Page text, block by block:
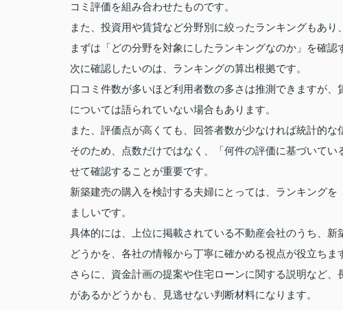
コミ評価を組み合わせたものです。
また、投資用や賃貸など分野別に絞ったランキングもあ
まずは「どの分野を対象にしたランキングなのか」を確認
次に確認したいのは、ランキングの算出根拠です。
口コミ件数が多いほど利用者数の多さは推測できますが
については語られていない場合もあります。
また、評価点が高くても、回答者数が少なければ統計的な
そのため、点数だけではなく、「何件の評価に基づいて
せて確認することが重要です。
新築建売の購入を検討する夫婦にとっては、ランキング
ましいです。
具体的には、上位に掲載されている不動産会社のうち、
どうかを、各社の情報から丁寧に確かめる視点が役立ちま
さらに、資金計画の提案や住宅ローンに関する説明など
があるかどうかも、見逃せない判断材料になります。